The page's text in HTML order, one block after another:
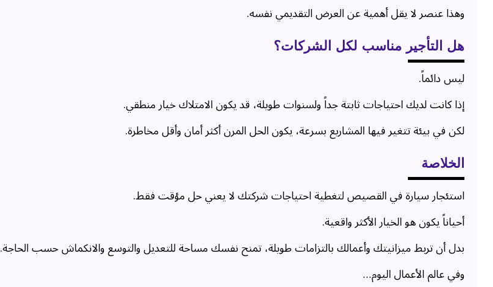
وهذا عنصر لا يقل أهمية عن العرض التقديمي نفسه.
هل التأجير مناسب لكل الشركات؟
ليس دائماً.
إذا كانت لديك احتياجات ثابتة جداً ولسنوات طويلة، قد يكون الامتلاك خيار منطقي.
لكن في بيئة تتغير فيها المشاريع بسرعة، يكون الحل المرن أكثر أمان وأقل مخاطرة.
الخلاصة
استئجار سيارة في القصيص لتغطية احتياجات شركتك لا يعني حل مؤقت فقط.
أحياناً يكون هو الخيار الأكثر واقعية.
بدل أن تربط ميزانيتك وأعمالك بالتزامات طويلة، تمنح نفسك مساحة للتعديل والتوسع والانكماش حسب الحاجة.
وفي عالم الأعمال اليوم…